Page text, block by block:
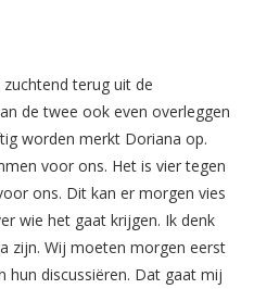
terug uit de
de twee ook even overleggen
worden merkt Doriana op.
voor ons. Het is vier tegen
ons. Dit kan er morgen vies
wie het gaat krijgen. Ik denk
zijn. Wij moeten morgen eerst
hun discussiëren. Dat gaat mij